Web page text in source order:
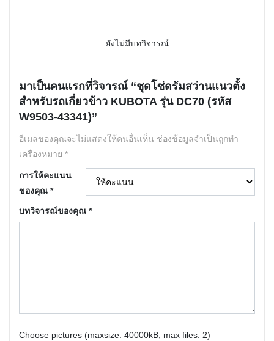
ยังไม่มีบทวิจารณ์
มาเป็นคนแรกที่วิจารณ์ “ชุดโซ่ดรัมสว่านแนวตั้ง
สำหรับรถเกี่ยวข้าว KUBOTA รุ่น DC70 (รหัส
W9503-43341)”
อีเมลของคุณจะไม่แสดงให้คนอื่นเห็น ช่องข้อมูลจำเป็นถูกทำ
เครื่องหมาย *
การให้คะแนน
ของคุณ *
บทวิจารณ์ของคุณ *
Choose pictures (maxsize: 40000kB, max files: 2)